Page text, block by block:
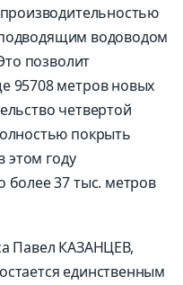
подводящим водоводом
позволит
95708 метров новых
четвертой
покрыть
этом году
более 37 тыс. метров
Павел КАЗАНЦЕВ,
единственным